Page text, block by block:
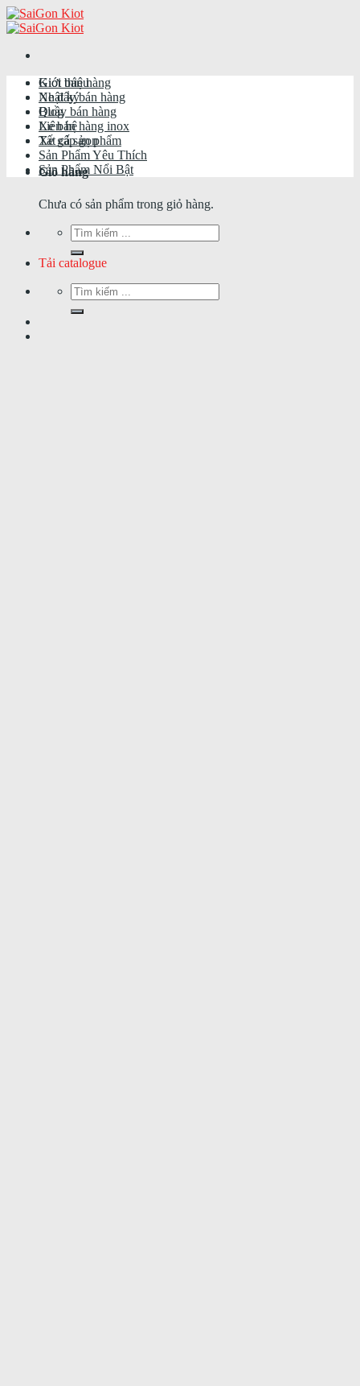
Skip
to
Giới thiệu
Nhật ký
Blog
Liên hệ
Tất cả sản phẩm
Giỏ hàng
Chưa có sản phẩm trong giỏ hàng.
Tìm
kiếm:
Tải catalogue
Tìm
kiếm:
Kiot bán hàng
Xe đẩy bán hàng
Quầy bán hàng
Xe bán hàng inox
Xe gấp gọn
Sản Phẩm Yêu Thích
Sản Phẩm Nổi Bật